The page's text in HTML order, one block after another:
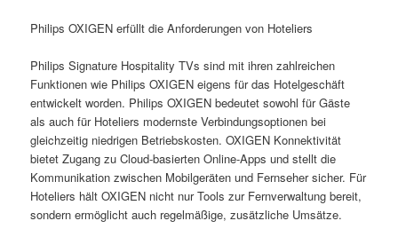
Philips OXIGEN erfüllt die Anforderungen von Hoteliers
Philips Signature Hospitality TVs sind mit ihren zahlreichen
Funktionen wie Philips OXIGEN eigens für das Hotelgeschäft
entwickelt worden. Philips OXIGEN bedeutet sowohl für Gäste
als auch für Hoteliers modernste Verbindungsoptionen bei
gleichzeitig niedrigen Betriebskosten. OXIGEN Konnektivität
bietet Zugang zu Cloud-basierten Online-Apps und stellt die
Kommunikation zwischen Mobilgeräten und Fernseher sicher. Für
Hoteliers hält OXIGEN nicht nur Tools zur Fernverwaltung bereit,
sondern ermöglicht auch regelmäßige, zusätzliche Umsätze.